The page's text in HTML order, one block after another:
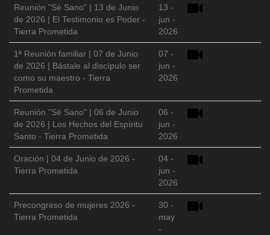
Reunión "Sé Sano" | 13 de Junio
de 2026 | El Testimonio es Poder -
Tierra Prometida
13 -
jun -
2026
1ª Reunión familiar | 07 de Junio
de 2026 | Bástale al discípulo ser
como su maestro - Tierra
Prometida
07 -
jun -
2026
Reunión "Sé Sano" | 06 de Junio
de 2026 | Los Hechos del Espíritu
Santo - Tierra Prometida
06 -
jun -
2026
Oración | 04 de Junio de 2026 -
Tierra Prometida
04 -
jun -
2026
Precongreso de mujeres 2026 -
Tierra Prometida
30 -
may
-